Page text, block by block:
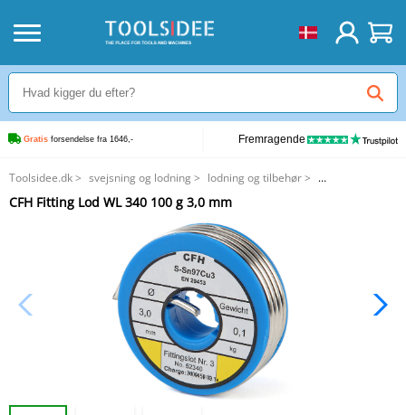
Gratis forsendelse fra 1646,- Fremragende
Toolsidee.dk> svejsning og lodning > lodning og tilbehør>
CFH Fitting Lod WL 340 100 g 3,0 mm
CFH Fitting Lod WL 340 100 g 3,0 mm